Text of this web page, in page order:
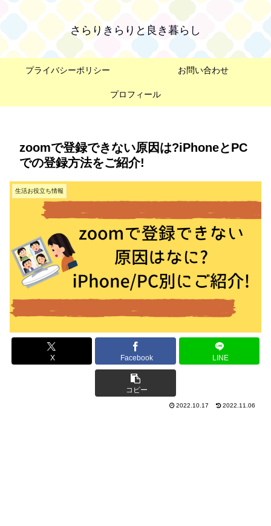
さらりきらりと良き暮らし
プライバシーポリシー お問い合わせ
プロフィール
zoomで登録できない原因は?iPhoneとPC
での登録方法をご紹介!
生活お役立ち情報
X Facebook LINE
コピー
2022.10.17 2022.11.06